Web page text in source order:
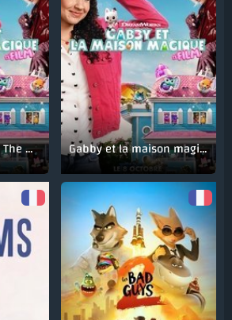
Gabby's Dollhouse: The Movie Gabby et la maison magique: Le film